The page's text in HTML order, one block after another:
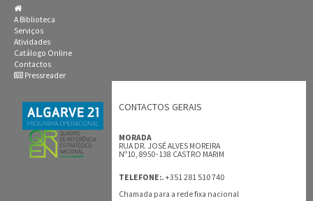
A Biblioteca
Serviços
Atividades
Catálogo Online
Contactos
Pressreader
CONTACTOS GERAIS
MORADA
RUA DR. JOSÉ ALVES MOREIRA
Nº10, 8950-138 CASTRO MARIM
TELEFONE:.+351 281 510 740
Chamada para a rede fixa nacional